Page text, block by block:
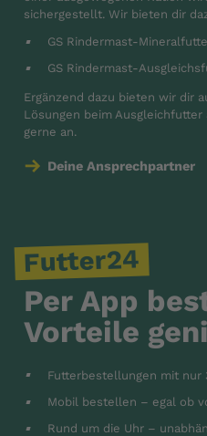
sichergestellt. Wir bieten dir
GS Rindermast-
GS Rindermast-
Ergänzend dazu bieten wir dir
Lösungen beim Ausgleichfutter
gerne an.
Deine Ansprechpartner
Futter24
Per App
Vorteile
Futterbestellungen mit nur
Mobil bestellen – egal ob
Rund um die Uhr –